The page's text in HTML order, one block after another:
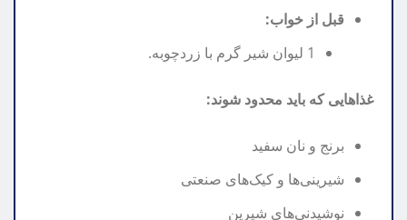
قبل از خواب:
1 لیوان شیر گرم با زردچوبه.
غذاهایی که باید محدود شوند:
برنج و نان سفید
شیرینی‌ها و کیک‌های صنعتی
نوشیدنی‌های شیرین